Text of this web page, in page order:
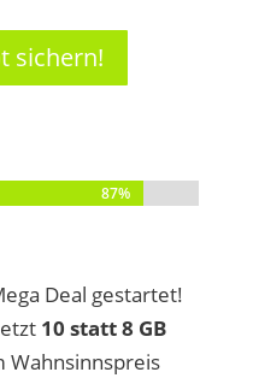
sichern!
87%
87%
Deal gestartet!
10 statt 8 GB
Wahnsinnspreis